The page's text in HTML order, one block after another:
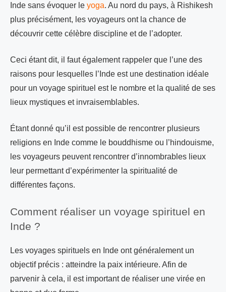
Inde sans évoquer le yoga. Au nord du pays, à Rishikesh
plus précisément, les voyageurs ont la chance de
découvrir cette célèbre discipline et de l’adopter.
Ceci étant dit, il faut également rappeler que l’une des
raisons pour lesquelles l’Inde est une destination idéale
pour un voyage spirituel est le nombre et la qualité de ses
lieux mystiques et invraisemblables.
Étant donné qu’il est possible de rencontrer plusieurs
religions en Inde comme le bouddhisme ou l’hindouisme,
les voyageurs peuvent rencontrer d’innombrables lieux
leur permettant d’expérimenter la spiritualité de
différentes façons.
Comment réaliser un voyage spirituel en
Inde ?
Les voyages spirituels en Inde ont généralement un
objectif précis : atteindre la paix intérieure. Afin de
parvenir à cela, il est important de réaliser une virée en